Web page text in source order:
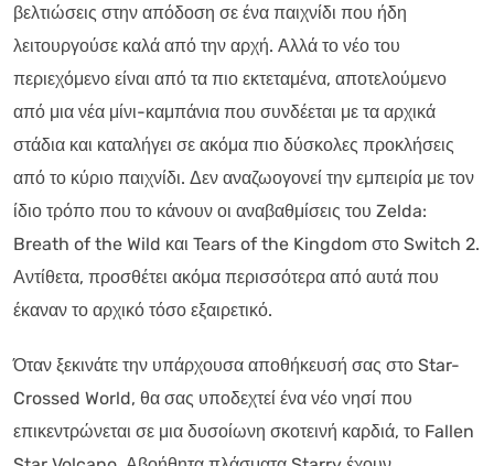
βελτιώσεις στην απόδοση σε ένα παιχνίδι που ήδη
λειτουργούσε καλά από την αρχή. Αλλά το νέο του
περιεχόμενο είναι από τα πιο εκτεταμένα, αποτελούμενο
από μια νέα μίνι-καμπάνια που συνδέεται με τα αρχικά
στάδια και καταλήγει σε ακόμα πιο δύσκολες προκλήσεις
από το κύριο παιχνίδι. Δεν αναζωογονεί την εμπειρία με τον
ίδιο τρόπο που το κάνουν οι αναβαθμίσεις του Zelda:
Breath of the Wild και Tears of the Kingdom στο Switch 2.
Αντίθετα, προσθέτει ακόμα περισσότερα από αυτά που
έκαναν το αρχικό τόσο εξαιρετικό.
Όταν ξεκινάτε την υπάρχουσα αποθήκευσή σας στο Star-
Crossed World, θα σας υποδεχτεί ένα νέο νησί που
επικεντρώνεται σε μια δυσοίωνη σκοτεινή καρδιά, το Fallen